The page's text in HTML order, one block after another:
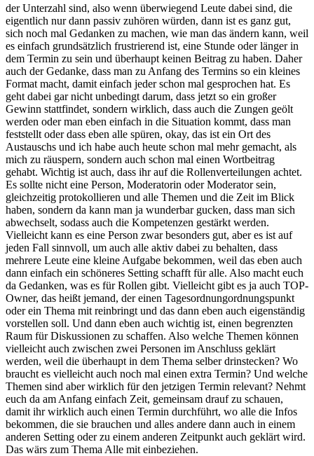
der Unterzahl sind, also wenn überwiegend Leute dabei sind, die
eigentlich nur dann passiv zuhören würden, dann ist es ganz gut,
sich noch mal Gedanken zu machen, wie man das ändern kann, weil
es einfach grundsätzlich frustrierend ist, eine Stunde oder länger in
dem Termin zu sein und überhaupt keinen Beitrag zu haben. Daher
auch der Gedanke, dass man zu Anfang des Termins so ein kleines
Format macht, damit einfach jeder schon mal gesprochen hat. Es
geht dabei gar nicht unbedingt darum, dass jetzt so ein großer
Gewinn stattfindet, sondern wirklich, dass auch die Zungen geölt
werden oder man eben einfach in die Situation kommt, dass man
feststellt oder dass eben alle spüren, okay, das ist ein Ort des
Austauschs und ich habe auch heute schon mal mehr gemacht, als
mich zu räuspern, sondern auch schon mal einen Wortbeitrag
gehabt. Wichtig ist auch, dass ihr auf die Rollenverteilungen achtet.
Es sollte nicht eine Person, Moderatorin oder Moderator sein,
gleichzeitig protokollieren und alle Themen und die Zeit im Blick
haben, sondern da kann man ja wunderbar gucken, dass man sich
abwechselt, sodass auch die Kompetenzen gestärkt werden.
Vielleicht kann es eine Person zwar besonders gut, aber es ist auf
jeden Fall sinnvoll, um auch alle aktiv dabei zu behalten, dass
mehrere Leute eine kleine Aufgabe bekommen, weil das eben auch
dann einfach ein schöneres Setting schafft für alle. Also macht euch
da Gedanken, was es für Rollen gibt. Vielleicht gibt es ja auch TOP-
Owner, das heißt jemand, der einen Tagesordnungordnungspunkt
oder ein Thema mit reinbringt und das dann eben auch eigenständig
vorstellen soll. Und dann eben auch wichtig ist, einen begrenzten
Raum für Diskussionen zu schaffen. Also welche Themen können
vielleicht auch zwischen zwei Personen im Anschluss geklärt
werden, weil die überhaupt in dem Thema selber drinstecken? Wo
braucht es vielleicht auch noch mal einen extra Termin? Und welche
Themen sind aber wirklich für den jetzigen Termin relevant? Nehmt
euch da am Anfang einfach Zeit, gemeinsam drauf zu schauen,
damit ihr wirklich auch einen Termin durchführt, wo alle die Infos
bekommen, die sie brauchen und alles andere dann auch in einem
anderen Setting oder zu einem anderen Zeitpunkt auch geklärt wird.
Das wärs zum Thema Alle mit einbeziehen.